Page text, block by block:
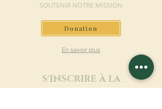
SOUTENIR NOTRE MISSION
Donation
En savoir plus
S'INSCRIRE À LA
NEWSLETTER